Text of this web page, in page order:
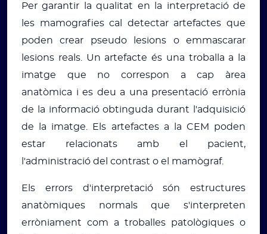
Per garantir la qualitat en la interpretació de
les mamografies cal detectar artefactes que
poden crear pseudo lesions o emmascarar
lesions reals. Un artefacte és una troballa a la
imatge que no correspon a cap àrea
anatòmica i es deu a una presentació errònia
de la informació obtinguda durant l'adquisició
de la imatge. Els artefactes a la CEM poden
estar relacionats amb el pacient,
l'administració del contrast o el mamògraf.
Els errors d'interpretació són estructures
anatòmiques normals que s'interpreten
erròniament com a troballes patològiques o